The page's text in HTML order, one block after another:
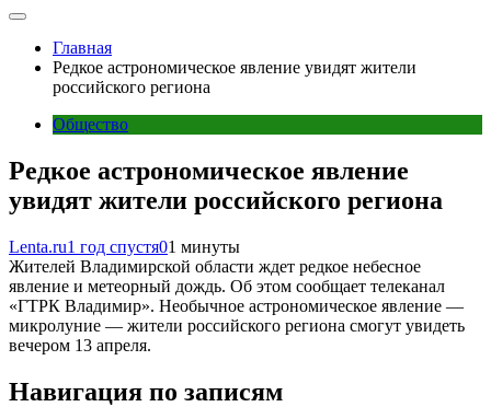
Главная
Редкое астрономическое явление увидят жители
российского региона
Общество
Редкое астрономическое явление
увидят жители российского региона
Lenta.ru1 год спустя01 минуты
Жителей Владимирской области ждет редкое небесное
явление и метеорный дождь. Об этом сообщает телеканал
«ГТРК Владимир». Необычное астрономическое явление —
микролуние — жители российского региона смогут увидеть
вечером 13 апреля.
Навигация по записям